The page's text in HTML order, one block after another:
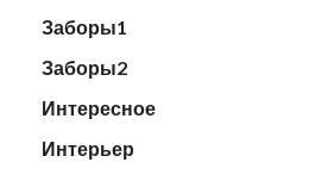
Заборы1
Заборы2
Интересное
Интерьер